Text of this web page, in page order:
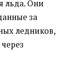
льда. Они
за
ледников,